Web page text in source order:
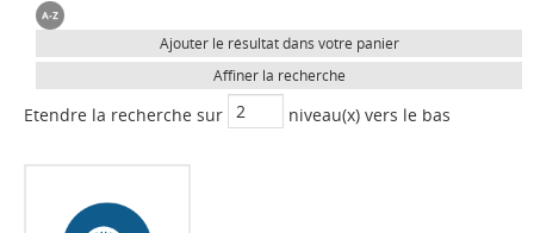
Ajouter le résultat dans votre panier
Affiner la recherche
Etendre la recherche sur niveau(x) vers le bas